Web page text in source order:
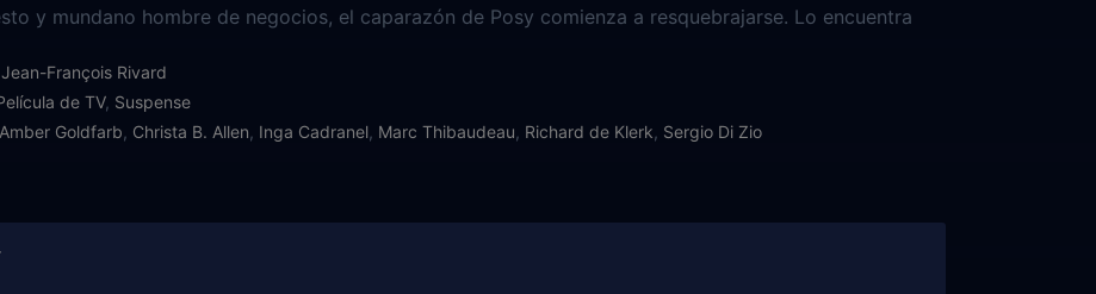
y mundano hombre de negocios, el caparazón de Posy comienza a resquebrajarse. Lo encuentra
Jean-François Rivard
de TV, Suspense
Amber Goldfarb Christa B. Allen Inga Cadranel Marc Thibaudeau Richard de Klerk Sergio Di Zio